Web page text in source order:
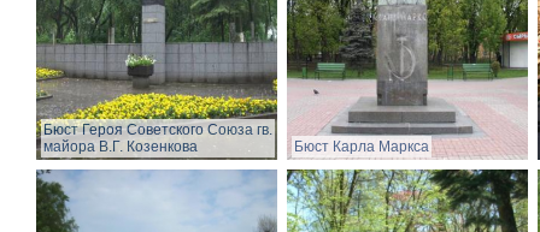
Бюст Героя Советского Союза гв.
майора В.Г. Козенкова
Бюст Карла Маркса